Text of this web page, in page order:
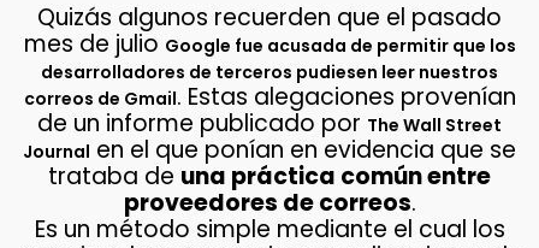
Quizás algunos recuerden que el pasado
mes de julio Google fue acusada de permitir que los
desarrolladores de terceros pudiesen leer nuestros
correos de Gmail. Estas alegaciones provenían
de un informe publicado por The Wall Street
Journal en el que ponían en evidencia que se
trataba de una práctica común entre
proveedores de correos.
Es un método simple mediante el cual los